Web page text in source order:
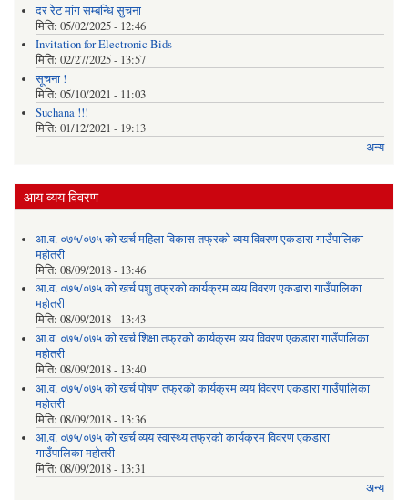
दर रेट मांग सम्बन्धि सुचना
मिति: 05/02/2025 - 12:46
Invitation for Electronic Bids
मिति: 02/27/2025 - 13:57
सूचना !
मिति: 05/10/2021 - 11:03
Suchana !!!
मिति: 01/12/2021 - 19:13
अन्य
आय व्यय विवरण
आ.व. ०७५/०७५ को खर्च महिला विकास तफ्रको व्यय विवरण एकडारा गाउँपालिका
महोतरी
मिति: 08/09/2018 - 13:46
आ.व. ०७५/०७५ को खर्च पशु तफ्रको कार्यक्रम व्यय विवरण एकडारा गाउँपालिका
महोतरी
मिति: 08/09/2018 - 13:43
आ.व. ०७५/०७५ को खर्च शिक्षा तफ्रको कार्यक्रम व्यय विवरण एकडारा गाउँपालिका
महोतरी
मिति: 08/09/2018 - 13:40
आ.व. ०७५/०७५ को खर्च पोषण तफ्रको कार्यक्रम व्यय विवरण एकडारा गाउँपालिका
महोतरी
मिति: 08/09/2018 - 13:36
आ.व. ०७५/०७५ को खर्च व्यय स्वास्थ्य तफ्रको कार्यक्रम विवरण एकडारा
गाउँपालिका महोतरी
मिति: 08/09/2018 - 13:31
अन्य